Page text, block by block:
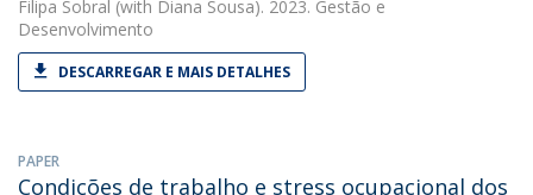
Filipa Sobral (with Diana Sousa). 2023. Gestão e
Desenvolvimento
DESCARREGAR E MAIS DETALHES
PAPER
Condições de trabalho e stress ocupacional dos